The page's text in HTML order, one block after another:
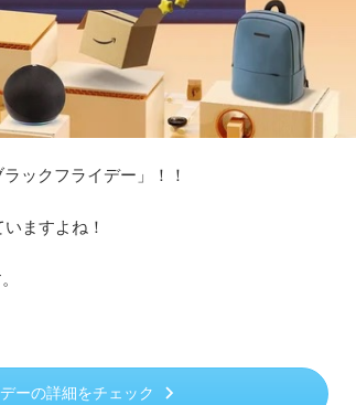
ックフライデー」！！
ますよね！
ーの詳細をチェック